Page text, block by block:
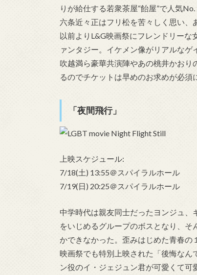
りが給仕する若衆茶屋“飴屋”で人気
六条近々正はフリ松を苦々しく思い、
以前よりL&G映画祭にフレンドリー
ァンタジー。イケメン像がリアルな
吹越満ら豪華共演陣やあの桃井かお
るのでチケットは早めのお求めが必須
「夜間飛行」
上映スケジュール:
7/18(土) 13:55＠スパイラルホール
7/19(日) 20:25＠スパイラルホール
中学時代は親友同士だったヨンジュ
をいじめるグループのボスとなり、
かできなかった。歪みはじめた青春
映画祭でも特別上映された「後悔なん
ン役のイ・ジェジュン君が可愛くて